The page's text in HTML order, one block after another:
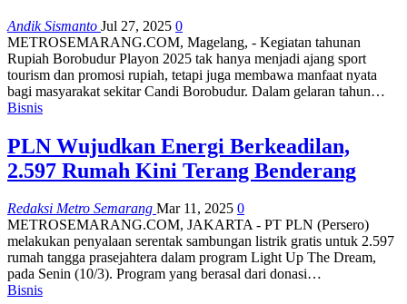
Andik Sismanto Jul 27, 2025 0
METROSEMARANG.COM, Magelang, - Kegiatan tahunan
Rupiah Borobudur Playon 2025 tak hanya menjadi ajang sport
tourism dan promosi rupiah, tetapi juga membawa manfaat nyata
bagi masyarakat sekitar Candi Borobudur. Dalam gelaran tahun…
Bisnis
PLN Wujudkan Energi Berkeadilan,
2.597 Rumah Kini Terang Benderang
Redaksi Metro Semarang Mar 11, 2025 0
METROSEMARANG.COM, JAKARTA - PT PLN (Persero)
melakukan penyalaan serentak sambungan listrik gratis untuk 2.597
rumah tangga prasejahtera dalam program Light Up The Dream,
pada Senin (10/3). Program yang berasal dari donasi…
Bisnis